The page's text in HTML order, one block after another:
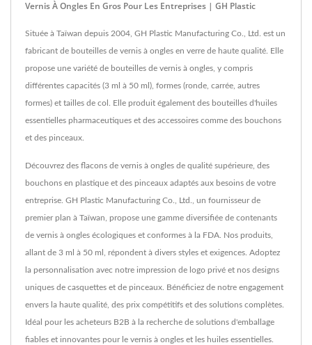
Vernis À Ongles En Gros Pour Les Entreprises | GH Plastic
Située à Taïwan depuis 2004, GH Plastic Manufacturing Co., Ltd. est un
fabricant de bouteilles de vernis à ongles en verre de haute qualité. Elle
propose une variété de bouteilles de vernis à ongles, y compris
différentes capacités (3 ml à 50 ml), formes (ronde, carrée, autres
formes) et tailles de col. Elle produit également des bouteilles d'huiles
essentielles pharmaceutiques et des accessoires comme des bouchons
et des pinceaux.
Découvrez des flacons de vernis à ongles de qualité supérieure, des
bouchons en plastique et des pinceaux adaptés aux besoins de votre
entreprise. GH Plastic Manufacturing Co., Ltd., un fournisseur de
premier plan à Taïwan, propose une gamme diversifiée de contenants
de vernis à ongles écologiques et conformes à la FDA. Nos produits,
allant de 3 ml à 50 ml, répondent à divers styles et exigences. Adoptez
la personnalisation avec notre impression de logo privé et nos designs
uniques de casquettes et de pinceaux. Bénéficiez de notre engagement
envers la haute qualité, des prix compétitifs et des solutions complètes.
Idéal pour les acheteurs B2B à la recherche de solutions d'emballage
fiables et innovantes pour le vernis à ongles et les huiles essentielles.